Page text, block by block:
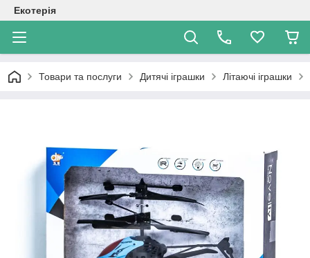
Екотерія
Товари та послуги Дитячі іграшки Літаючі іграшки